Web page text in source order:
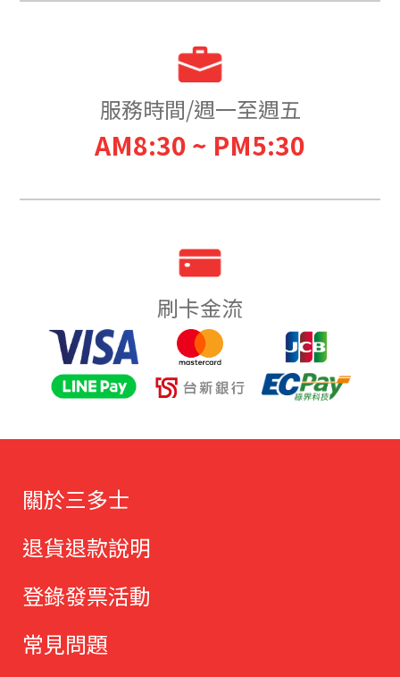
服務時間/週一至週五
AM8:30 ~ PM5:30
刷卡金流
關於三多士
退貨退款說明
登錄發票活動
常見問題